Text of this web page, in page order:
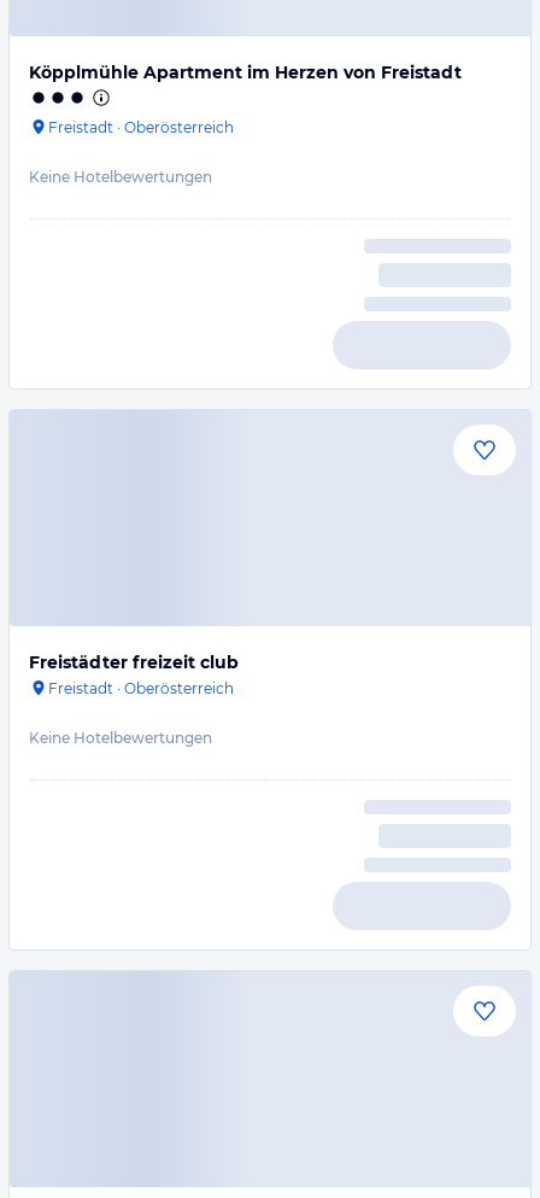
Köpplmühle Apartment im Herzen von Freistadt
Freistadt · Oberösterreich
Keine Hotelbewertungen
Freistädter freizeit club
Freistadt · Oberösterreich
Keine Hotelbewertungen